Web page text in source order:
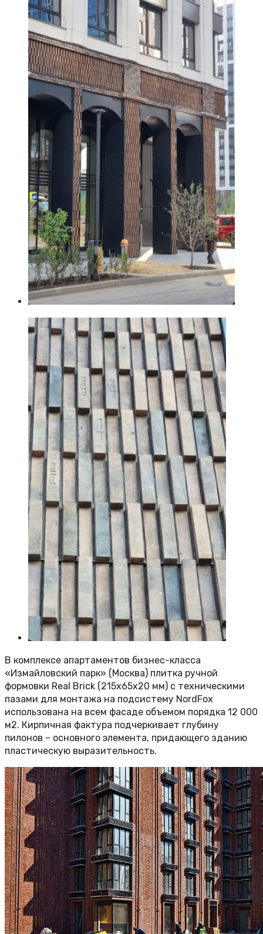
В комплексе апартаментов бизнес-класса
«Измайловский парк» (Москва) плитка ручной
формовки Real Brick (215х65х20 мм) с техническими
пазами для монтажа на подсистему NordFox
использована на всем фасаде объемом порядка 12 000
м2. Кирпичная фактура подчеркивает глубину
пилонов – основного элемента, придающего зданию
пластическую выразительность.